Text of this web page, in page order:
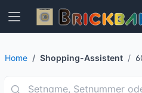
Home Shopping-Assistent